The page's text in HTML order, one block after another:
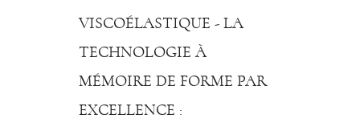
VISCOÉLASTIQUE - LA
TECHNOLOGIE À
MÉMOIRE DE FORME PAR
EXCELLENCE :